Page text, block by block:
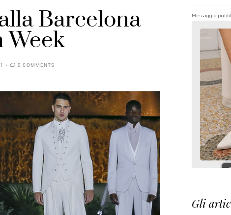
Barcelona
Week
0 COMMENTS
Messaggio
Gli